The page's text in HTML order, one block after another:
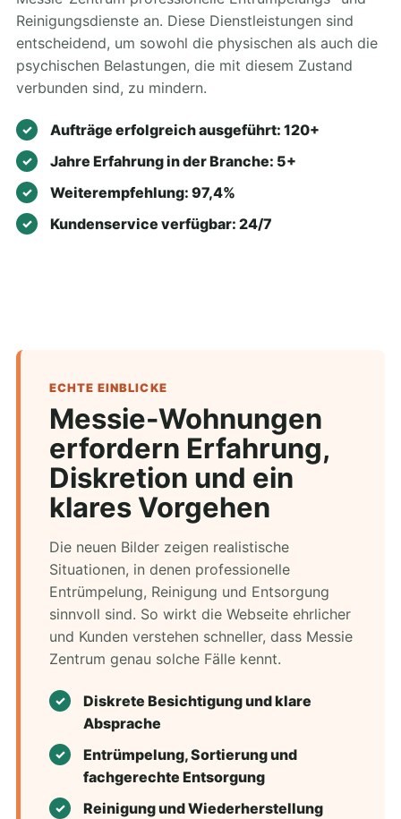
Reinigungsdienste an. Diese Dienstleistungen sind
entscheidend, um sowohl die physischen als auch die
psychischen Belastungen, die mit diesem Zustand
verbunden sind, zu mindern.
Aufträge erfolgreich ausgeführt: 120+
Jahre Erfahrung in der Branche: 5+
Weiterempfehlung: 97,4%
Kundenservice verfügbar: 24/7
ECHTE EINBLICKE
Messie-Wohnungen
erfordern Erfahrung,
Diskretion und ein
klares Vorgehen
Die neuen Bilder zeigen realistische
Situationen, in denen professionelle
Entrümpelung, Reinigung und Entsorgung
sinnvoll sind. So wirkt die Webseite ehrlicher
und Kunden verstehen schneller, dass Messie
Zentrum genau solche Fälle kennt.
Diskrete Besichtigung und klare
Absprache
Entrümpelung, Sortierung und
fachgerechte Entsorgung
Reinigung und Wiederherstellung